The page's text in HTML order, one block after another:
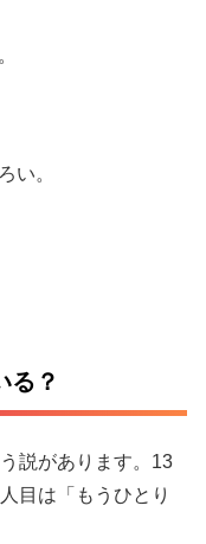
い。
る？
説があります。13
目は「もうひとり